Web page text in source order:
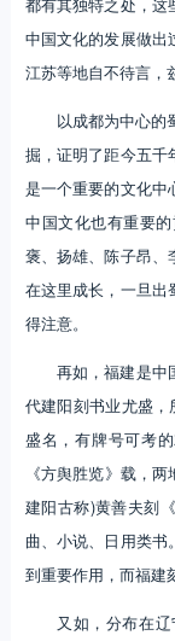
都有其独特之处，这
中国文化的发展做出
江苏等地自不待言，
以成都为中心的
掘，证明了距今五千
是一个重要的文化中
中国文化也有重要
褒、扬雄、陈子昂、
在这里成长，一旦出
得注意。
再如，福建是中
代建阳刻书业尤盛，
盛名，有牌号可考
《方舆胜览》载，
建阳古称)黄善夫刻
曲、小说、日用类
到重要作用，而福建
又如，分布在